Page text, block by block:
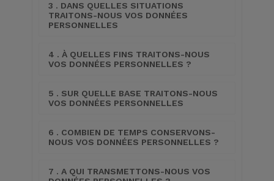
3 . DANS QUELLES SITUATIONS
TRAITONS-NOUS VOS DONNÉES
PERSONNELLES
4 . À QUELLES FINS TRAITONS-NOUS
VOS DONNÉES PERSONNELLES ?
5 . SUR QUELLE BASE TRAITONS-NOUS
VOS DONNÉES PERSONNELLES
6 . COMBIEN DE TEMPS CONSERVONS-
NOUS VOS DONNÉES PERSONNELLES ?
7 . A QUI TRANSMETTONS-NOUS VOS